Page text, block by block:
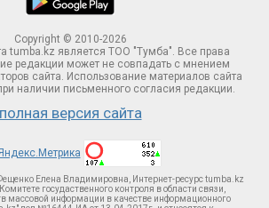
Copyright © 2010-2026
tumba.kz является ТОО "Тумба". Все права
редакции может не совпадать с мнением
сайта. Использование материалов сайта
наличии письменного согласия редакции.
полная версия сайта
Елена Владимировна, Интернет-ресурс tumba.kz
госудаственного контроля в области связи,
массовой информации в качестве информационного